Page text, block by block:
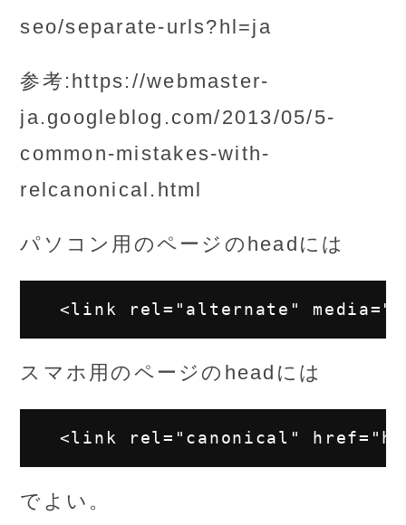
seo/separate-urls?hl=ja
参考: https://webmaster-
ja.googleblog.com/2013/05/5-
common-mistakes-with-
relcanonical.html
パソコン用のページのheadには
スマホ用のページのheadには
でよい。